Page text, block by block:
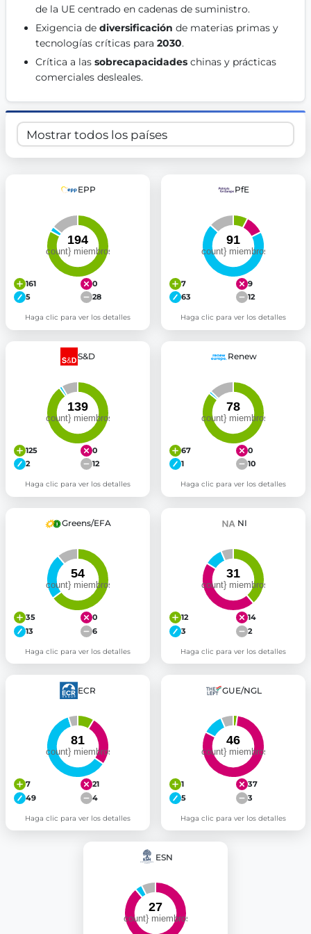
Get Involved
Become a member:Join us to advance digital democracy
Support democracy:Help us strengthen accountability
de la UE centrado en cadenas de suministro.
Exigencia de diversificación de materias primas y
tecnologías críticas para 2030.
Crítica a las sobrecapacidades chinas y prácticas
comerciales desleales.
EPP
161
0
5
28
Haga clic para ver los detalles
PfE
7
9
63
12
Haga clic para ver los detalles
S&D
125
0
2
12
Haga clic para ver los detalles
Renew
67
0
1
10
Haga clic para ver los detalles
Greens/EFA
35
0
13
6
Haga clic para ver los detalles
NI
12
14
3
2
Haga clic para ver los detalles
ECR
7
21
49
4
Haga clic para ver los detalles
GUE/NGL
1
37
5
3
Haga clic para ver los detalles
ESN